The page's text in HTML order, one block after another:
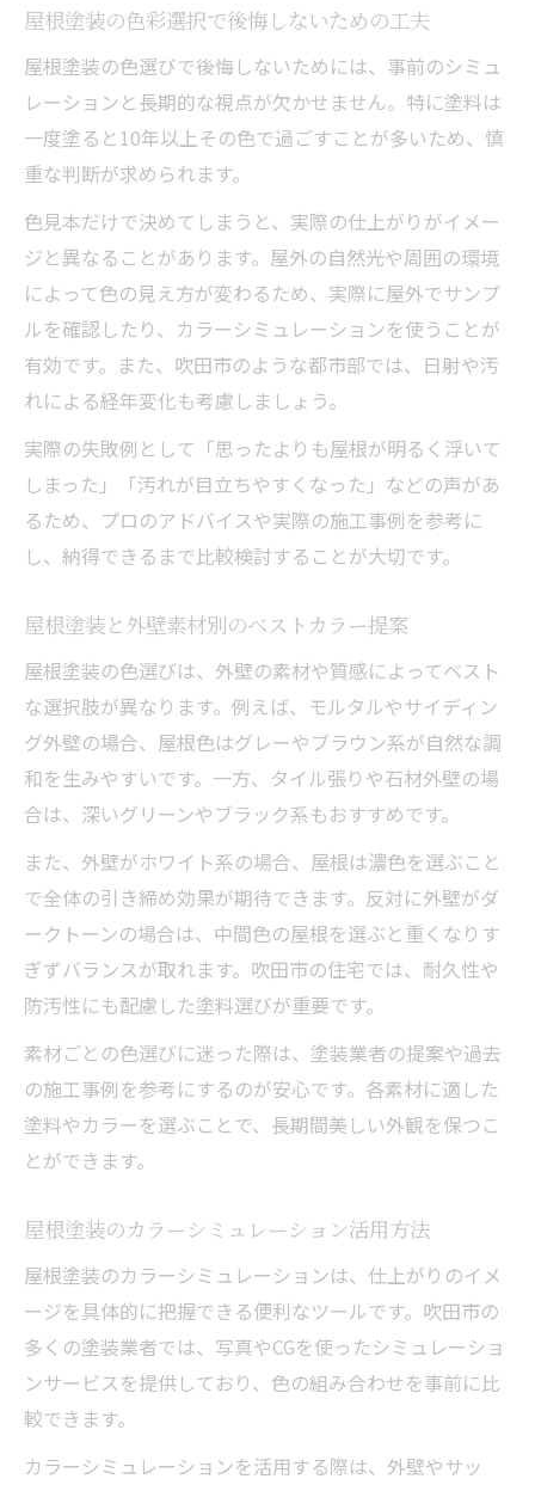
屋根塗装の色彩選択で後悔しないための工夫
屋根塗装の色選びで後悔しないためには、事前のシミュ
レーションと長期的な視点が欠かせません。特に塗料は
一度塗ると10年以上その色で過ごすことが多いため、慎
重な判断が求められます。
色見本だけで決めてしまうと、実際の仕上がりがイメー
ジと異なることがあります。屋外の自然光や周囲の環境
によって色の見え方が変わるため、実際に屋外でサンプ
ルを確認したり、カラーシミュレーションを使うことが
有効です。また、吹田市のような都市部では、日射や汚
れによる経年変化も考慮しましょう。
実際の失敗例として「思ったよりも屋根が明るく浮いて
しまった」「汚れが目立ちやすくなった」などの声があ
るため、プロのアドバイスや実際の施工事例を参考に
し、納得できるまで比較検討することが大切です。
屋根塗装と外壁素材別のベストカラー提案
屋根塗装の色選びは、外壁の素材や質感によってベスト
な選択肢が異なります。例えば、モルタルやサイディン
グ外壁の場合、屋根色はグレーやブラウン系が自然な調
和を生みやすいです。一方、タイル張りや石材外壁の場
合は、深いグリーンやブラック系もおすすめです。
また、外壁がホワイト系の場合、屋根は濃色を選ぶこと
で全体の引き締め効果が期待できます。反対に外壁がダ
ークトーンの場合は、中間色の屋根を選ぶと重くなりす
ぎずバランスが取れます。吹田市の住宅では、耐久性や
防汚性にも配慮した塗料選びが重要です。
素材ごとの色選びに迷った際は、塗装業者の提案や過去
の施工事例を参考にするのが安心です。各素材に適した
塗料やカラーを選ぶことで、長期間美しい外観を保つこ
とができます。
屋根塗装のカラーシミュレーション活用方法
屋根塗装のカラーシミュレーションは、仕上がりのイメ
ージを具体的に把握できる便利なツールです。吹田市の
多くの塗装業者では、写真やCGを使ったシミュレーショ
ンサービスを提供しており、色の組み合わせを事前に比
較できます。
カラーシミュレーションを活用する際は、外壁やサッ